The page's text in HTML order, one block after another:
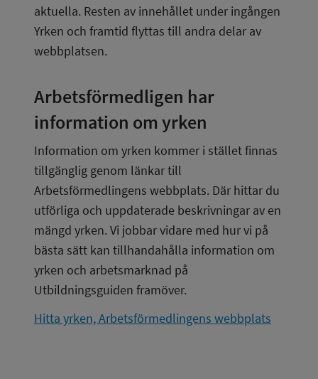
aktuella. Resten av innehållet under ingången
Yrken och framtid flyttas till andra delar av
webbplatsen.
Arbetsförmedligen har
information om yrken
Information om yrken kommer i stället finnas
tillgänglig genom länkar till
Arbetsförmedlingens webbplats. Där hittar du
utförliga och uppdaterade beskrivningar av en
mängd yrken. Vi jobbar vidare med hur vi på
bästa sätt kan tillhandahålla information om
yrken och arbetsmarknad på
Utbildningsguiden framöver.
Hitta yrken, Arbetsförmedlingens webbplats